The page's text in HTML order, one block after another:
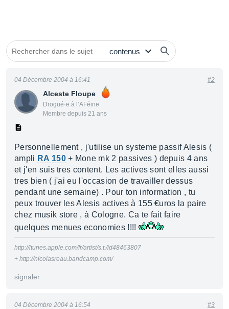
Alceste Floupe
Drogué·e à l’AFéine
Membre depuis 21 ans
04 Décembre 2004 à 16:41 #2
Personnellement , j'utilise un systeme passif Alesis (
ampli RA 150+ Mone mk 2 passives ) depuis 4 ans
et j'en suis tres content. Les actives sont elles aussi
tres bien ( j'ai eu l'occasion de travailler dessus
pendant une semaine) . Pour ton information , tu
peux trouver les Alesis actives à 155 €uros la paire
chez musik store , à Cologne. Ca te fait faire
quelques menues economies !!!!
http://itunes.apple.com/fr/artist/s.t./id48463807
+ http://nicolasreau.bandcamp.com/
signaler
04 Décembre 2004 à 16:54 #3